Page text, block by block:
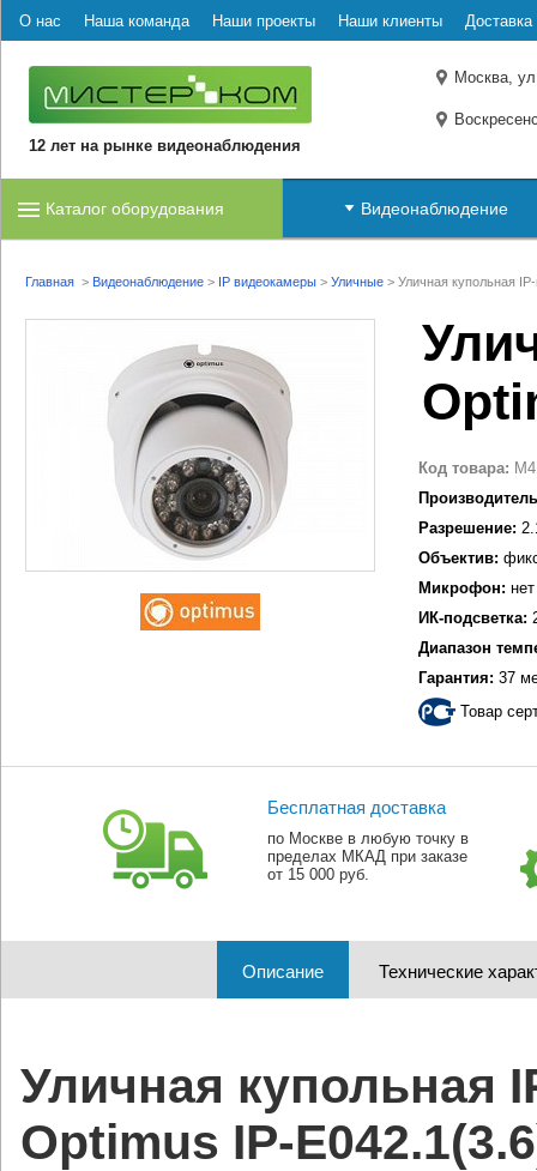
О нас Наша команда Наши проекты Наши клиенты Доставка
12 лет на рынке видеонаблюдения
Москва,
Каталог оборудования Видеонаблюдение
Главная > Видеонаблюдение > IP видеокамеры > Уличные > Уличная купольная
Код товара:
Разрешение:
Объектив:
Микрофон: нет
ИК-подсветка:
Диапазон
Гарантия: 37
Товар
Бесплатная доставка
по Москве в любую точку в
пределах МКАД при заказе
от 15 000 руб.
Описание Технические
Уличная купольная
Optimus IP-